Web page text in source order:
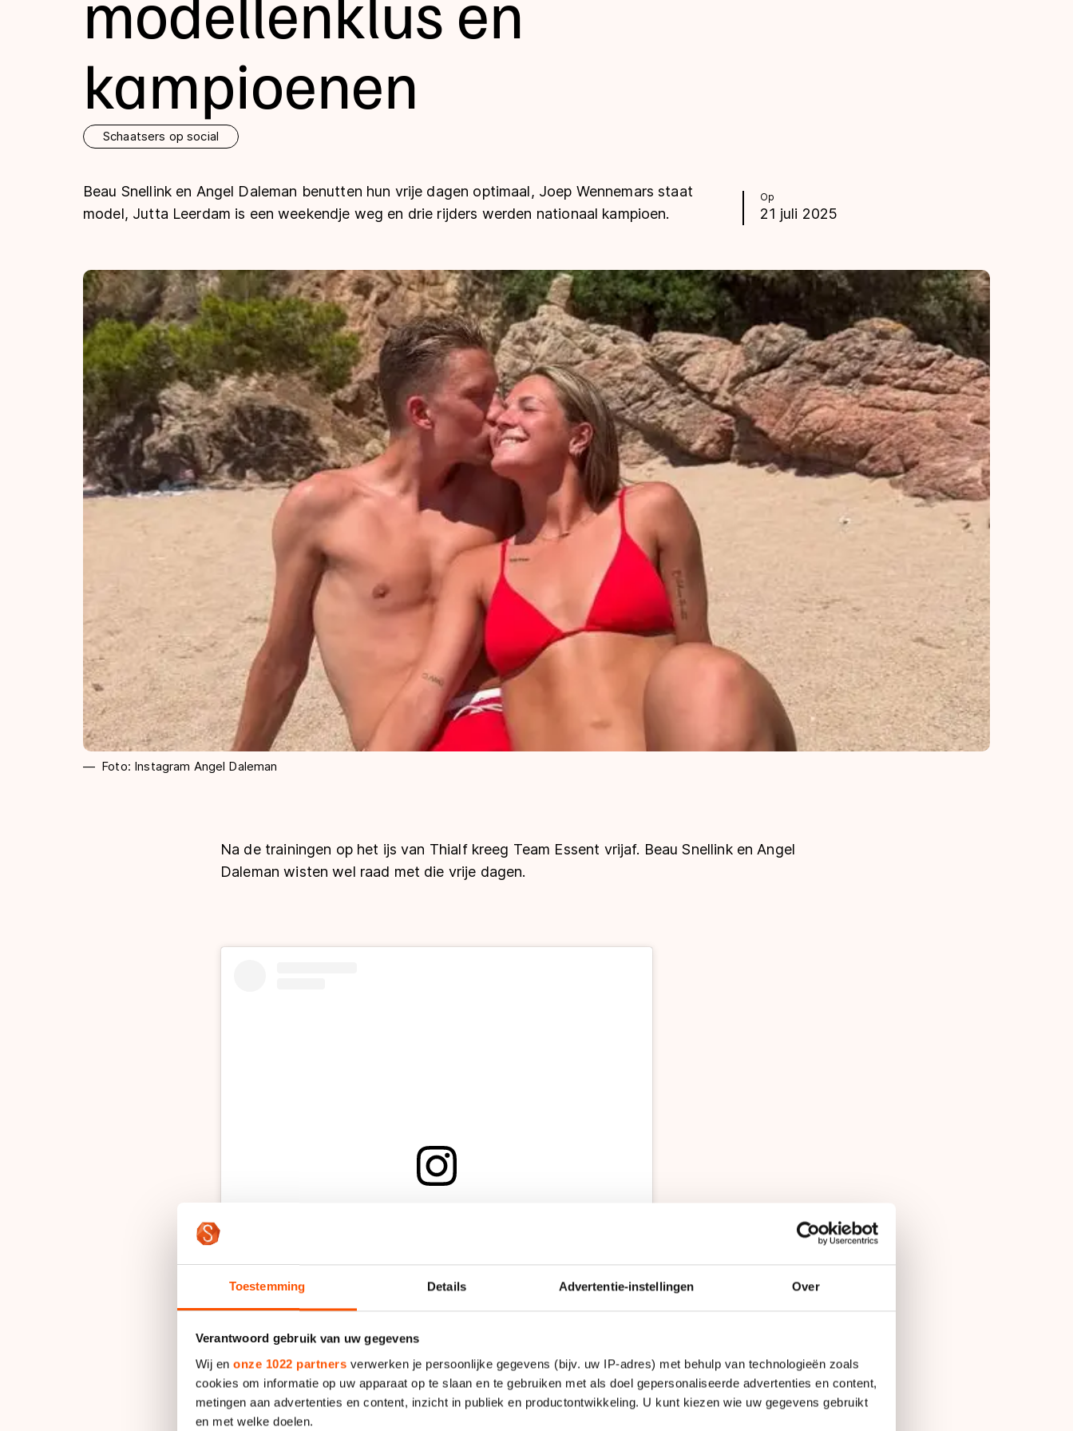
Toestemming Details Advertentie-instellingen Over
Verantwoord gebruik van uw gegevens
Wij en onze 1022 partners verwerken je persoonlijke gegevens (bijv. uw IP-adres) met behulp van technologieën zoals
cookies om informatie op uw apparaat op te slaan en te gebruiken met als doel gepersonaliseerde advertenties en content,
metingen aan advertenties en content, inzicht in publiek en productontwikkeling. U kunt kiezen wie uw gegevens gebruikt
en met welke doelen.
Tijden & historie
De weg op
Schaatsfans
Olympische Spelen
Op
21 juli 2025
kampioenen
Schaatsers op social
Beau Snellink en Angel Daleman benutten hun vrije dagen optimaal, Joep Wennemars staat
model, Jutta Leerdam is een weekendje weg en drie rijders werden nationaal kampioen.
Foto: Instagram Angel Daleman
Na de trainingen op het ijs van Thialf kreeg Team Essent vrijaf. Beau Snellink en Angel
Daleman wisten wel raad met die vrije dagen.
Een bericht gedeeld door Angel Mila Diana Daleman❣️ (@angel_daleman)